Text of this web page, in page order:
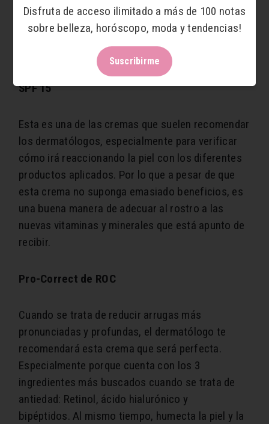
dermatólogos nos recomiendan utilizar
productos con el fin de cuidarla.
Clarins Paris: Crema antiarrugas extra-firming
SPF 15
Esta es una de las cremas que suelen recomendar
los dermatólogos, especialmente para verificar
cómo irá reaccionando la piel con los diferentes
productos aplicados. Por lo que a pesar de que
esta crema no suponga emasiado beneficios, es
una buena manera de adecuar al rostro a las
nuevas vitaminas y minerales que está apunto de
recibir.
Pro-Correct de ROC
Cuando se trata de reducir arrugas más
pronunciadas y profundas, el dermatólogo te
recomendará esta crema que será perfecta.
Especialmente porque cuenta con los 3
ingredientes más buscados cuando se trata de
antiedad: Retinol, ácido hialurónico y
bipéptidos. Al mismo tiempo, humecta la piel y la
Disfruta de acceso ilimitado a más de 100 notas
sobre belleza, horóscopo, moda y tendencias!
Suscribirme